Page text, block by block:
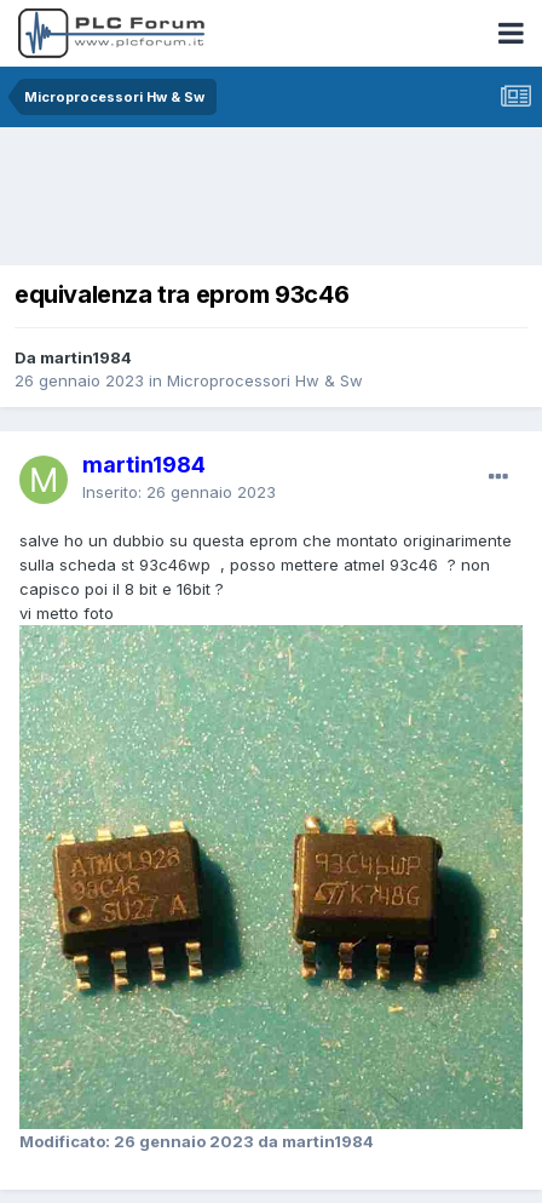
Microprocessori Hw & Sw
equivalenza tra eprom 93c46
Da martin1984
26 gennaio 2023 in Microprocessori Hw & Sw
martin1984
Inserito: 26 gennaio 2023
salve ho un dubbio su questa eprom che montato originarimente
sulla scheda st 93c46wp , posso mettere atmel 93c46 ? non
capisco poi il 8 bit e 16bit ?
vi metto foto
Modificato: 26 gennaio 2023 da martin1984